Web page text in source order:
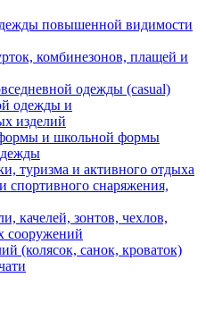
повышенной видимости
комбинезонов, плащей и
одежды (casual)
одежды и
изделий
и школьной формы
туризма и активного отдыха
спортивного снаряжения,
качелей, зонтов, чехлов,
сооружений
(колясок, санок, кроваток)